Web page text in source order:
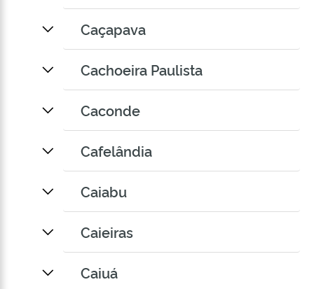
Caçapava
Cachoeira Paulista
Caconde
Cafelândia
Caiabu
Caieiras
Caiuá